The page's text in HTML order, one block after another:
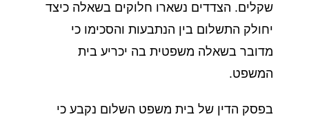
שקלים. הצדדים נשארו חלוקים בשאלה כיצד
יחולק התשלום בין הנתבעות והסכימו כי
מדובר בשאלה משפטית בה יכריע בית
המשפט.
בפסק הדין של בית משפט השלום נקבע כי